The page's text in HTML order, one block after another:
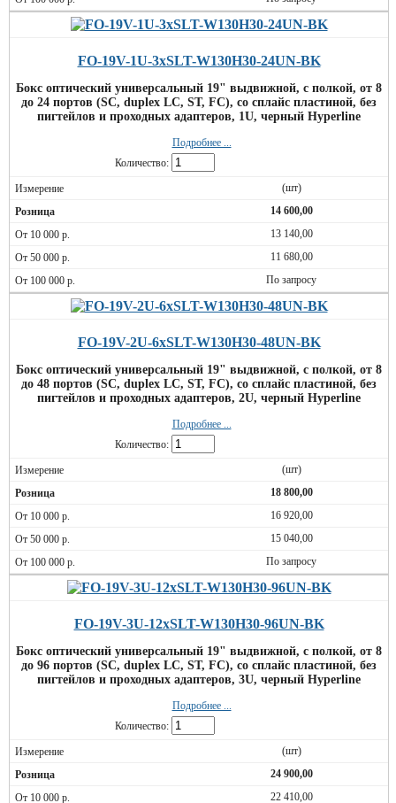
FO-19V-1U-3xSLT-W130H30-24UN-BK
Бокс оптический универсальный 19" выдвижной, с полкой, от 8
до 24 портов (SC, duplex LC, ST, FC), со сплайс пластиной, без
пигтейлов и проходных адаптеров, 1U, черный Hyperline
Подробнее ...
Количество:
(шт)
14 600,00
13 140,00
11 680,00
По запросу
FO-19V-2U-6xSLT-W130H30-48UN-BK
Бокс оптический универсальный 19" выдвижной, с полкой, от 8
до 48 портов (SC, duplex LC, ST, FC), со сплайс пластиной, без
пигтейлов и проходных адаптеров, 2U, черный Hyperline
Подробнее ...
Количество:
(шт)
18 800,00
16 920,00
15 040,00
По запросу
FO-19V-3U-12xSLT-W130H30-96UN-BK
Бокс оптический универсальный 19" выдвижной, с полкой, от 8
до 96 портов (SC, duplex LC, ST, FC), со сплайс пластиной, без
пигтейлов и проходных адаптеров, 3U, черный Hyperline
Подробнее ...
Количество:
(шт)
24 900,00
22 410,00